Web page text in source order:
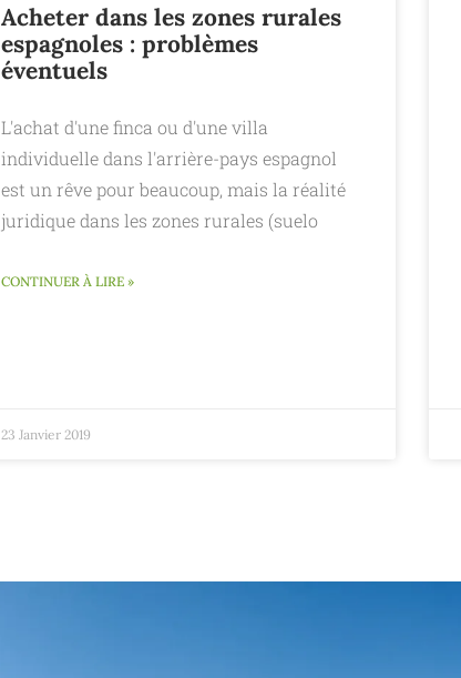
Acheter dans les zones rurales
espagnoles : problèmes
éventuels
L'achat d'une finca ou d'une villa
individuelle dans l'arrière-pays espagnol
est un rêve pour beaucoup, mais la réalité
juridique dans les zones rurales (suelo
CONTINUER À LIRE »
23 Janvier 2019